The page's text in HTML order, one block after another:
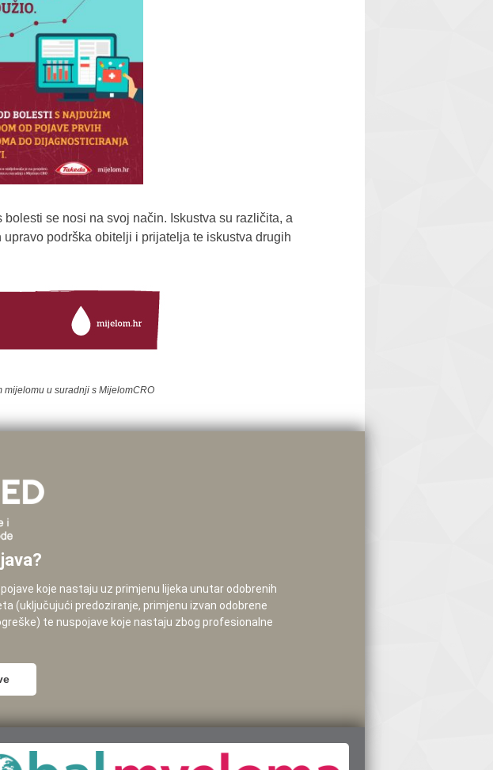
se nosi na svoj način. Iskustva su različita, a
podrška obitelji i prijatelja te iskustva drugih
mijelomu u suradnji s MijelomCRO
koje nastaju uz primjenu lijeka unutar odobrenih
(uključujući predoziranje, primjenu izvan odobrene
te nuspojave koje nastaju zbog profesionalne